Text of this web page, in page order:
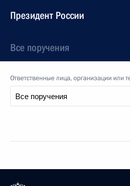
Президент России
Все поручения
Ответственные лица, организации или